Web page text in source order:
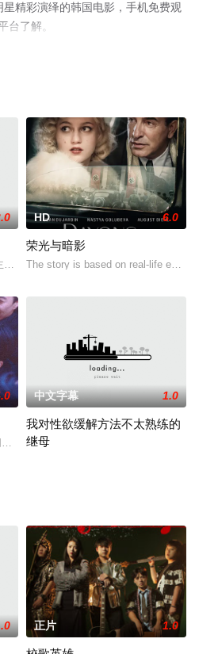
精彩演绎的韩国电影，手机免费观
台了解。
節朗 / 小島麻理类型:
: 白木麻弥 / 伊藤猛 / 藤田容子类型: 情色制
HD 6.0
荣光与暗影
The story is based on real-life events and
，但为了隐藏自己同性恋身份而感到孤独的
中文字幕 1.0
我对性欲缓解方法不太熟练的
继母
正片 1.0